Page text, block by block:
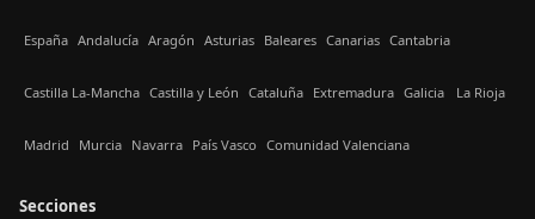
España Andalucía Aragón Asturias Baleares Canarias Cantabria
Castilla La-Mancha Castilla y León Cataluña Extremadura Galicia La Rioja
Madrid Murcia Navarra País Vasco Comunidad Valenciana
Secciones